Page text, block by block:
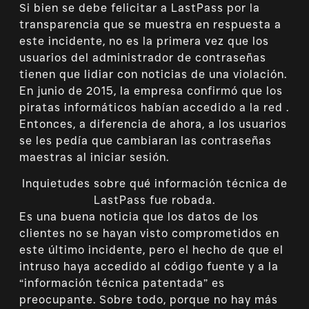
Si bien se debe felicitar a LastPass por la
transparencia que se muestra en respuesta a
este incidente, no es la primera vez que los
usuarios del administrador de contraseñas
tienen que lidiar con noticias de una violación.
En junio de 2015, la empresa confirmó que los
piratas informáticos habían accedido a la red .
Entonces, a diferencia de ahora, a los usuarios
se les pedía que cambiaran las contraseñas
maestras al iniciar sesión.
Inquietudes sobre qué información técnica de
LastPass fue robada.
Es una buena noticia que los datos de los
clientes no se hayan visto comprometidos en
este último incidente, pero el hecho de que el
intruso haya accedido al código fuente y a la
“información técnica patentada” es
preocupante. Sobre todo, porque no hay más